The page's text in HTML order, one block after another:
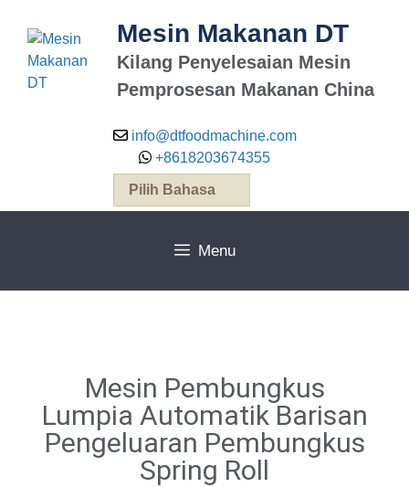
Mesin Makanan DT
Kilang Penyelesaian Mesin
Pemprosesan Makanan China
info@dtfoodmachine.com
+8618203674355
Pilih Bahasa
Menu
Mesin Pembungkus
Lumpia Automatik Barisan
Pengeluaran Pembungkus
Spring Roll